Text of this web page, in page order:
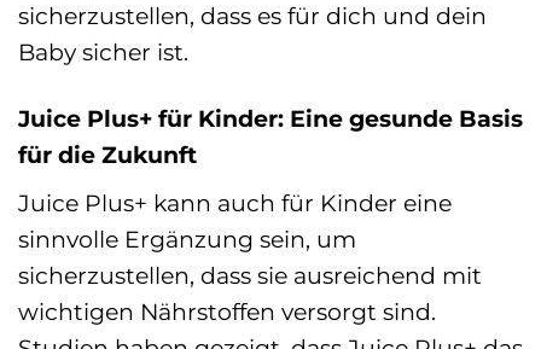
sicherzustellen, dass es für dich und dein
Baby sicher ist.
Juice Plus+ für Kinder: Eine gesunde Basis
für die Zukunft
Juice Plus+ kann auch für Kinder eine
sinnvolle Ergänzung sein, um
sicherzustellen, dass sie ausreichend mit
wichtigen Nährstoffen versorgt sind.